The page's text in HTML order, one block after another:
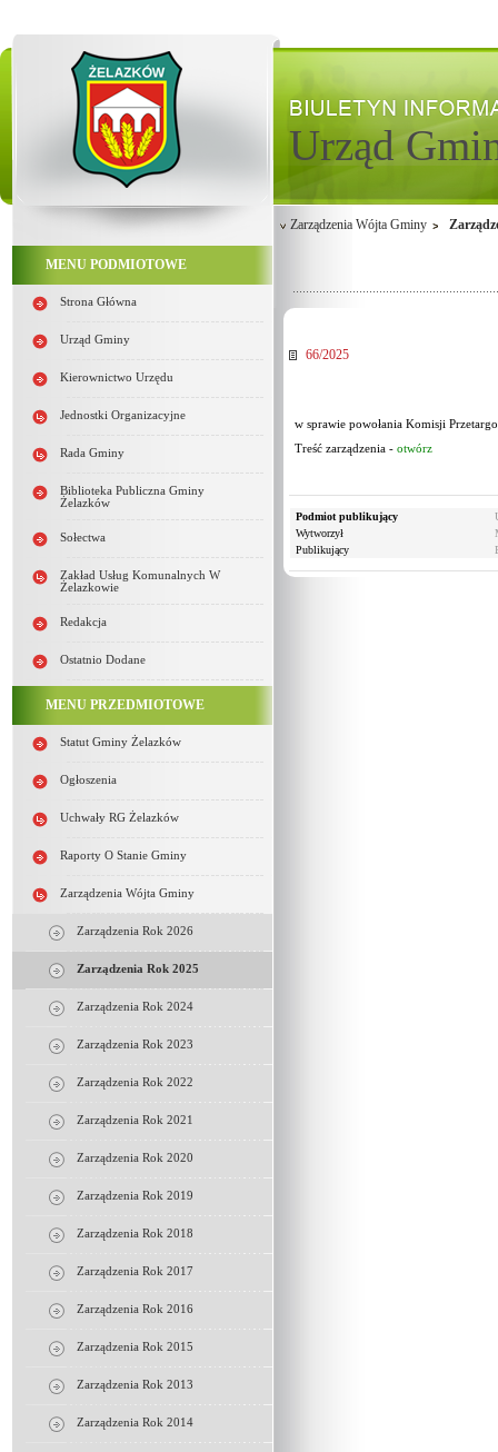
Urząd
MENU PODMIOTOWE
Strona Główna
Urząd Gminy
Kierownictwo Urzędu
Jednostki Organizacyjne
Rada Gminy
Biblioteka Publiczna Gminy
Żelazków
Sołectwa
Zakład Usług Komunalnych W
Żelazkowie
Redakcja
Ostatnio Dodane
MENU PRZEDMIOTOWE
Statut Gminy Żelazków
Ogłoszenia
Uchwały RG Żelazków
Raporty O Stanie Gminy
Zarządzenia Wójta Gminy
Zarządzenia Rok 2026
Zarządzenia Rok 2025
Zarządzenia Rok 2024
Zarządzenia Rok 2023
Zarządzenia Rok 2022
Zarządzenia Rok 2021
Zarządzenia Rok 2020
Zarządzenia Rok 2019
Zarządzenia Rok 2018
Zarządzenia Rok 2017
Zarządzenia Rok 2016
Zarządzenia Rok 2015
Zarządzenia Rok 2013
Zarządzenia Rok 2014
Zarządzenia Wójta Gminy
66/2025
w sprawie powołania Komisji
Treść zarządzenia - otwórz
Podmiot publikujący
Wytworzył
Publikujący